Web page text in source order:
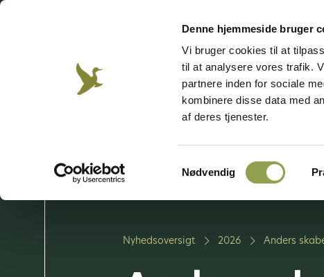
Denne hjemmeside bruger
Vi bruger cookies til at
til at analysere vores trafik.
partnere inden for sociale
kombinere disse data med
af deres tjenester.
Nødvendig
Jagt &
Våben &
skydning
Jægerweb Jagtprøven
Vores
Nyhedsoversigt 2026 Anders